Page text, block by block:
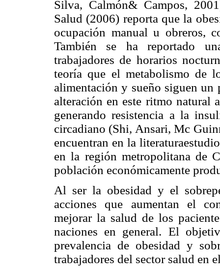
Silva, Calmón& Campos,
Salud (2006) reporta que la
ocupación manual u obreros,
También se ha reportado
trabajadores de horarios
teoría que el metabolismo de
alimentación y sueño siguen
alteración en este ritmo natural
generando resistencia a la
circadiano (Shi, Ansari, Mc
encuentran en la
en la región metropolitana de
población económicamente
Al ser la obesidad y el
acciones que aumentan el
mejorar la salud de los
naciones en general. El
prevalencia de obesidad y
trabajadores del sector salud en